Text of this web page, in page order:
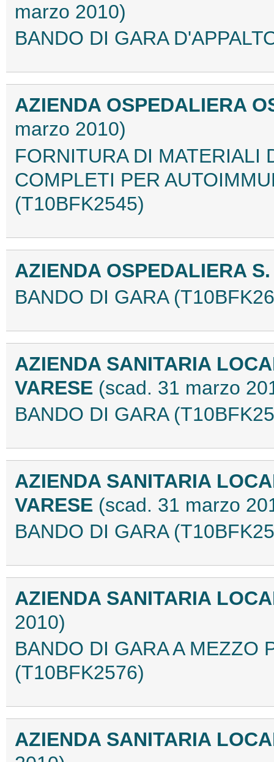
marzo 2010)
BANDO DI GARA
AZIENDA OSPEDALIERA
marzo 2010)
FORNITURA DI MATERIALI
COMPLETI PER
(T10BFK2545)
AZIENDA OSPEDALIERA
BANDO DI GARA
AZIENDA SANITARIA
VARESE (scad. 31 marzo
BANDO DI GARA
AZIENDA SANITARIA
VARESE (scad. 31 marzo
BANDO DI GARA
AZIENDA SANITARIA
2010)
BANDO DI GARA A MEZZO
(T10BFK2576)
AZIENDA SANITARIA